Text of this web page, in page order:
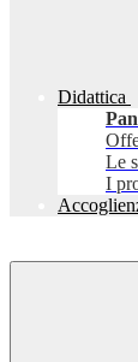
Didattica
Le
I